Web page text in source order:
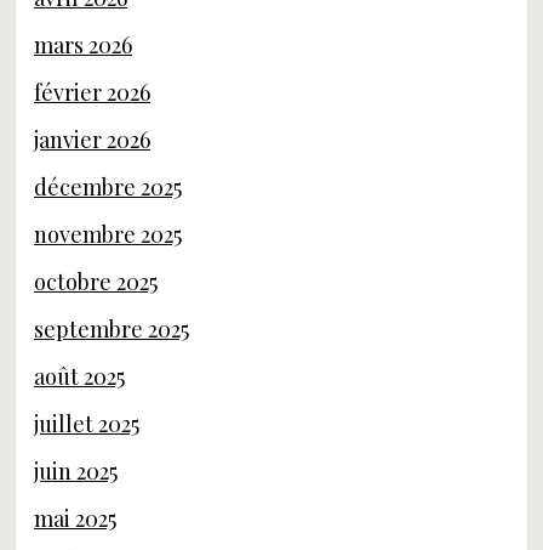
mars 2026
février 2026
janvier 2026
décembre 2025
novembre 2025
octobre 2025
septembre 2025
août 2025
juillet 2025
juin 2025
mai 2025